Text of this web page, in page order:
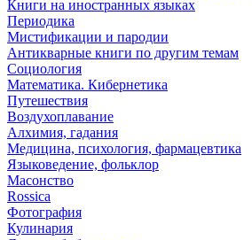
Книги на иностранных языках
Периодика
Мистификации и пародии
Антикварные книги по другим темам
Социология
Математика. Кибернетика
Путешествия
Воздухоплавание
Алхимия, гадания
Медицина, психология, фармацевтика
Языковедение, фольклор
Масонство
Rossica
Фотография
Кулинария